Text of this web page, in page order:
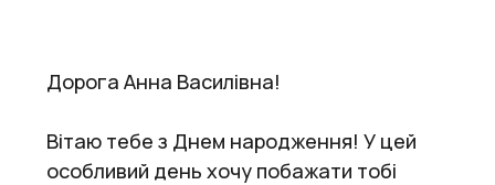
Дорога Анна Василівна!
Вітаю тебе з Днем народження! У цей
особливий день хочу побажати тобі